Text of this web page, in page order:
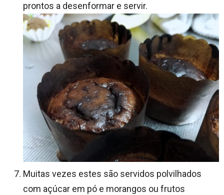
prontos a desenformar e servir.
Muitas vezes estes são servidos polvilhados
com açúcar em pó e morangos ou frutos